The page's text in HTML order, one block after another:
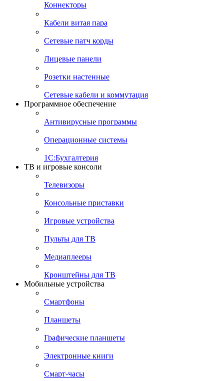
Коннекторы
Кабели витая пара
Сетевые патч корды
Лицевые панели
Розетки настенные
Сетевые кабели и коммутация
Программное обеспечение
Антивирусные программы
Операционные системы
1С:Бухгалтерия
ТВ и игровые консоли
Телевизоры
Консольные приставки
Игровые устройства
Пульты для ТВ
Медиаплееры
Кронштейны для ТВ
Мобильные устройства
Смартфоны
Планшеты
Графические планшеты
Электронные книги
Смарт-часы